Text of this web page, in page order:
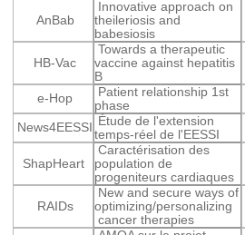
AnBab
Innovative approach on
theileriosis and
babesiosis
HB-Vac
Towards a therapeutic
vaccine against hepatitis
B
e-Hop
Patient relationship 1st
phase
News4EESSI Étude de l'extension
temps-réel de l'EESSI
ShapHeart
Caractérisation des
population de
progeniteurs cardiaques
RAIDs
New and secure ways of
optimizing/personalizing
cancer therapies